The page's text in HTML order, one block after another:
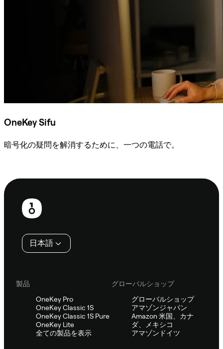
OneKey Sifu
暗号化の疑問を解消するために、一つの電話で。
フ
日本語
製品
OneKey Pro
OneKey Classic 1S
OneKey Classic 1S Pure
OneKey Lite
全ての製品を表示
グローバルショップ
グローバルショップ
アマゾンジャパン
Amazon 米国、カナ
ダ、メキシコ
アマゾンドイツ